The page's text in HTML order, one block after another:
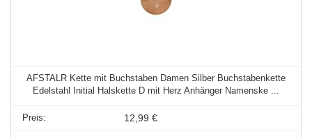
AFSTALR Kette mit Buchstaben Damen Silber Buchstabenkette
Edelstahl Initial Halskette D mit Herz Anhänger Namenske ...
12,99 €